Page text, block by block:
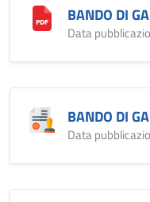
BANDO DI
Data
BANDO DI
Data